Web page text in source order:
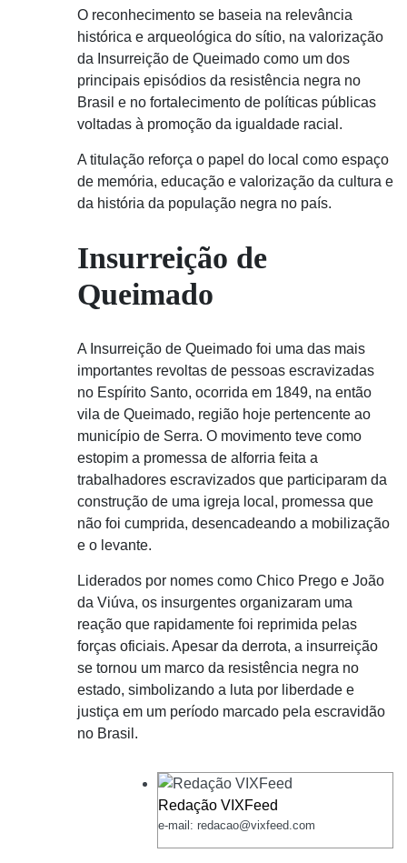
O reconhecimento se baseia na relevância
histórica e arqueológica do sítio, na valorização
da Insurreição de Queimado como um dos
principais episódios da resistência negra no
Brasil e no fortalecimento de políticas públicas
voltadas à promoção da igualdade racial.
A titulação reforça o papel do local como espaço
de memória, educação e valorização da cultura e
da história da população negra no país.
Insurreição de
Queimado
A Insurreição de Queimado foi uma das mais
importantes revoltas de pessoas escravizadas
no Espírito Santo, ocorrida em 1849, na então
vila de Queimado, região hoje pertencente ao
município de Serra. O movimento teve como
estopim a promessa de alforria feita a
trabalhadores escravizados que participaram da
construção de uma igreja local, promessa que
não foi cumprida, desencadeando a mobilização
e o levante.
Liderados por nomes como Chico Prego e João
da Viúva, os insurgentes organizaram uma
reação que rapidamente foi reprimida pelas
forças oficiais. Apesar da derrota, a insurreição
se tornou um marco da resistência negra no
estado, simbolizando a luta por liberdade e
justiça em um período marcado pela escravidão
no Brasil.
Redação VIXFeed
e-mail: redacao@vixfeed.com